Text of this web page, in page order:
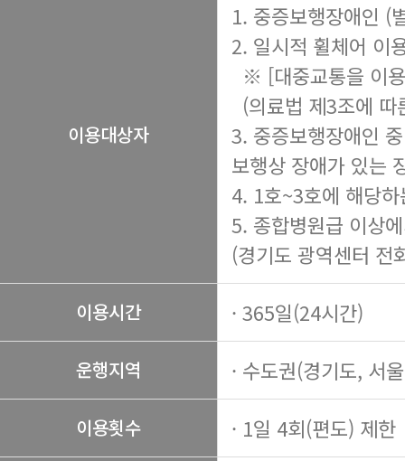
이용대상자
1. 중증보행장애인 (
2. 일시적 휠체어 이
※ [대중교통을 이
(의료법 제3조에
3. 중증보행장애인
보행상 장애가 있는
4. 1호~3호에 해당
5. 종합병원급 이상
(경기도 광역센터 전
이용시간 · 365일(24시간)
운행지역 · 수도권(경기도, 서
이용횟수 · 1일 4회(편도) 제한